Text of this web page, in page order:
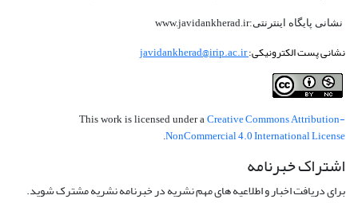
نشانی پایگاه اینترنتی:www.javidankherad.ir
نشانی پست الکترونیکی:javidankherad@irip.ac.ir
This work is licensed under a Creative Commons Attribution-
NonCommercial 4.0 International License
اشتراک خبرنامه
برای دریافت اخبار و اطلاعیه های مهم نشریه در خبرنامه نشریه مشترک شوید.